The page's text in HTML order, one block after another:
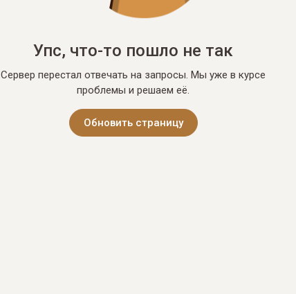
Упс, что-то пошло не так
Сервер перестал отвечать на запросы. Мы уже в курсе
проблемы и решаем её.
Обновить страницу